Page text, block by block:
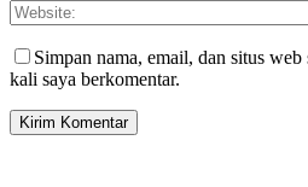
Simpan nama, email, dan situs
kali saya berkomentar.